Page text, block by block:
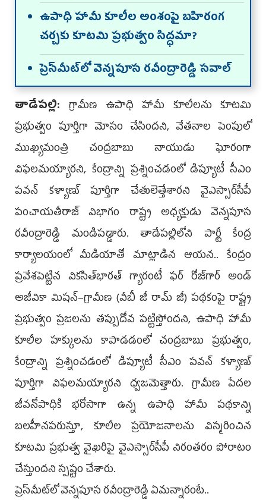
ఉపాధి హామీ కూలీల అంశంపై బహిరంగ
చర్చకు కూట‌మి ప్ర‌భుత్వం సిద్ధ‌మా?
ప్రెస్‌మీట్‌లో వెన్న‌పూస ర‌వీంద్రారెడ్డి స‌వాల్‌
తాడేపల్లి:గ్రామీణ ఉపాధి హామీ కూలీలను కూటమి
ప్రభుత్వం పూర్తిగా మోసం చేసిందని, వేతనాల పెంపులో
ముఖ్యమంత్రి చంద్రబాబు నాయుడు ఘోరంగా
విఫలమయ్యారని, కేంద్రాన్ని ప్రశ్నించడంలో డిప్యూటీ సీఎం
పవన్ కళ్యాణ్ పూర్తిగా చేతులెత్తేశారని వైఎస్సార్‌సీపీ
పంచాయతీరాజ్ విభాగం రాష్ట్ర అధ్యక్షుడు వెన్నపూస
రవీంద్రారెడ్డి మండిపడ్డారు. తాడేపల్లిలోని పార్టీ కేంద్ర
కార్యాలయంలో మీడియాతో మాట్లాడిన ఆయన.. కేంద్రం
ప్రవేశపెట్టిన వికసిత్‌భారత్‌ గ్యారంటీ ఫర్‌ రోజ్‌గార్‌ అండ్‌
అజీవికా మిషన్‌–గ్రామీణ (వీబీ జీ రామ్‌ జీ) పథకంపై రాష్ట్ర
ప్రభుత్వం ప్రజలను తప్పుదోవ పట్టిస్తోందని, ఉపాధి హామీ
కూలీల హక్కులను కాపాడడంలో చంద్రబాబు ప్రభుత్వం,
కేంద్రాన్ని ప్రశ్నించడంలో డిప్యూటీ సీఎం పవన్ కళ్యాణ్
పూర్తిగా విఫలమయ్యారని ధ్వ‌జ‌మెత్తారు. గ్రామీణ పేదల
జీవనోపాధికి భరోసాగా ఉన్న ఉపాధి హామీ పథకాన్ని
బలహీనపరుస్తూ, కూలీల ప్రయోజనాలను విస్మరించిన
కూటమి ప్రభుత్వ వైఖరిపై వైఎస్సార్‌సీపీ నిరంతరం పోరాటం
చేస్తుందని స్పష్టం చేశారు.
ప్రెస్‌మీట్‌లో వెన్న‌పూస ర‌వీంద్రారెడ్డి ఏమ‌న్నారంటే..